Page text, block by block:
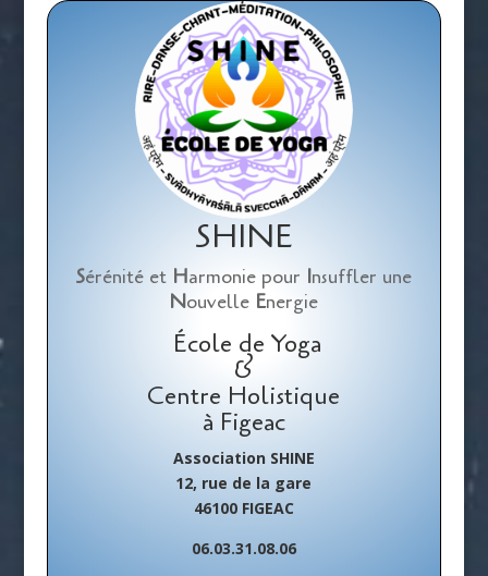
SHINE
Sérénité et Harmonie pour Insuffler une
Nouvelle Energie
École de Yoga
&
Centre Holistique
à Figeac
Association SHINE
12, rue de la gare
46100 FIGEAC
06.03.31.08.06